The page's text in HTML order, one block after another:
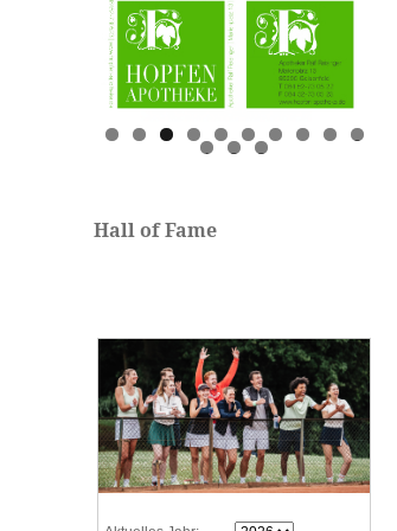
0
1 2 3
Hall of Fame